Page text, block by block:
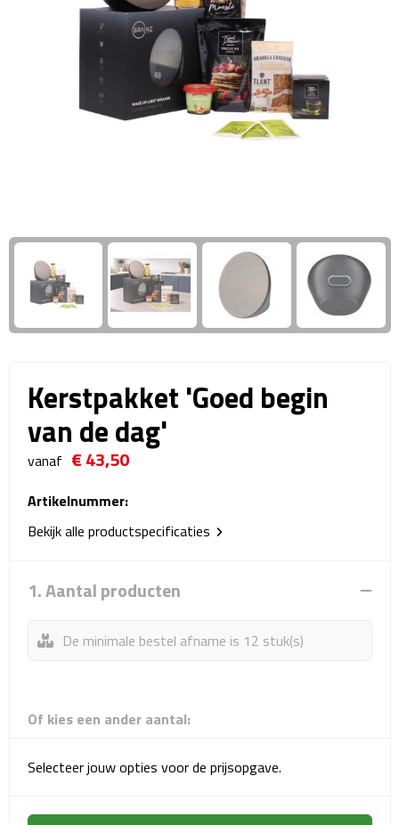
Business trolleys
Documententassen
Kledingtassen
Reistassen & Trolleys
Reistassen
Trolleys
Reistassensets
Weekendtassen
Duffeltassen
Autotassen
Toilettassen
Rugzakken
Laptop rugzakken
Promo rugzakjes
Sport- & Recreatietassen
Giftcards
Wellness Giftsets
Kerstpakket 'Goed begin
van de dag'
vanaf € 43,50
Artikelnummer:
Bekijk alle productspecificaties
1. Aantal producten
De minimale bestel afname is 12 stuk(s)
Of kies een ander aantal:
Selecteer jouw opties voor de prijsopgave.